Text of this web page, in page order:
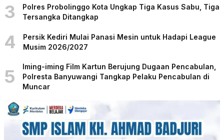
3
Polres Probolinggo Kota Ungkap Tiga Kasus Sabu, Tiga
Tersangka Ditangkap
4
Persik Kediri Mulai Panasi Mesin untuk Hadapi League
Musim 2026/2027
5
Iming-iming Film Kartun Berujung Dugaan Pencabulan,
Polresta Banyuwangi Tangkap Pelaku Pencabulan di
Muncar